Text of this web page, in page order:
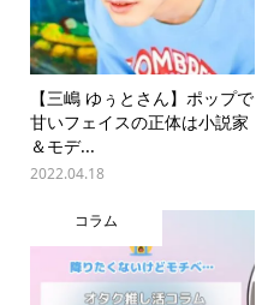
【三嶋 ゆぅとさん】ポップで
甘いフェイスの正体は小説家
＆モデ...
2022.04.18
コラム